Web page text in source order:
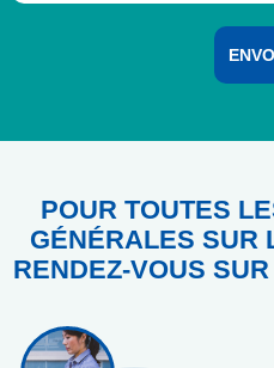
POUR TOUTES
GÉNÉRALES SUR
RENDEZ-VOUS